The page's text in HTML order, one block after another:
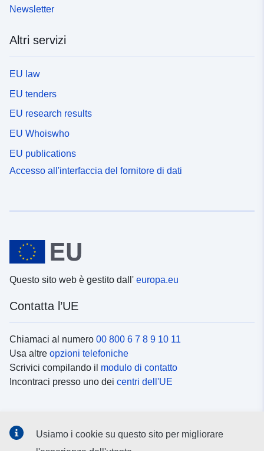
Newsletter
Altri servizi
EU law
EU tenders
EU research results
EU Whoiswho
EU publications
Accesso all'interfaccia del fornitore di dati
Questo sito web è gestito dall' europa.eu
Contatta l’UE
Chiamaci al numero 00 800 6 7 8 9 10 11
Usa altre opzioni telefoniche
Scrivici compilando il modulo di contatto
Incontraci presso uno dei centri dell'UE
Usiamo i cookie su questo sito per migliorare